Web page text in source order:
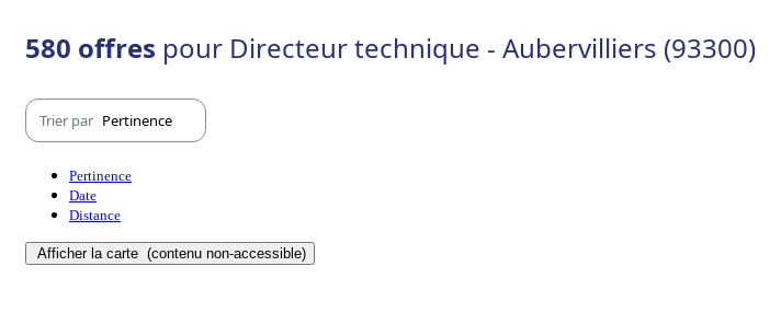
580 offres pour Directeur technique - Aubervilliers (93300)
Trier par Pertinence
Pertinence
Date
Distance
Afficher la carte (contenu non-accessible)